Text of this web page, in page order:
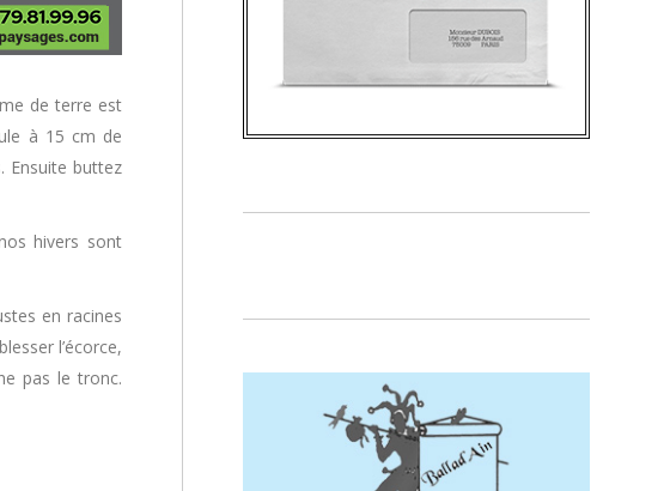
de terre est
à 15 cm de
Ensuite buttez
hivers sont
en racines
l’écorce,
pas le tronc.